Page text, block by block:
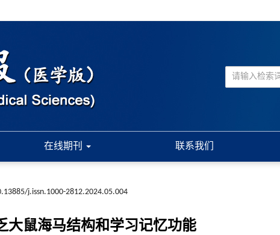
在线期刊 联系我们
j.issn.1000-2812.2024.05.004
大鼠海马结构和学习记忆功能